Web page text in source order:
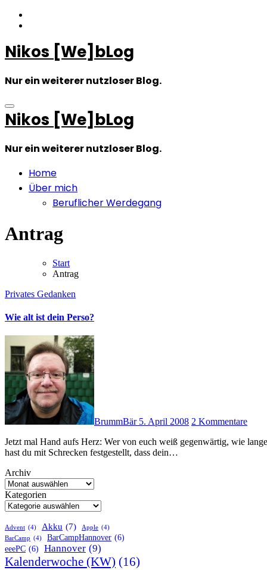
Zum
Inhalt
Nikos [We]bLog
Nur ein weiterer nutzloser Blog.
Nikos [We]bLog
Nur ein weiterer nutzloser Blog.
Home
Über mich
Beruflicher Werdegang
Antrag
Start
Antrag
Privates Gedanken
Wie alt ist dein Perso?
BrummBär 5. April 2008 2 Kommentare
Jetzt mal Hand aufs Herz: Wer von euch weiß gegenwärtig, wie lange sein Perso noch gültig ist? Nun? Hast du jetzt nachgeschaut?! Und
hast du mit Schrecken festgestellt, dass dein…
Archiv
Kategorien
Advent (4) Akku (7) Apple (4)
BarCamp (4) BarCampHannover (6)
eeePC (6) Hannover (9)
Kalenderwoche (KW) (16)